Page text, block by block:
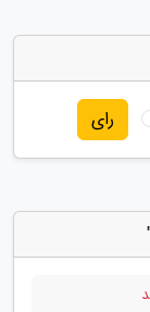
رای